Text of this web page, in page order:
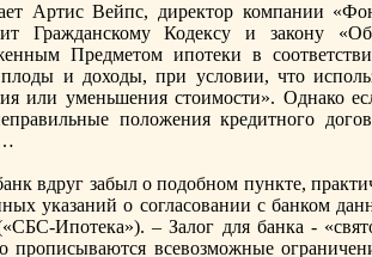
Артис Вейпс, директор компании
Гражданскому Кодексу и закону
Предметом ипoтеки в
плоды и доходы, при условии, что
или уменьшения стоимоcти». Однако
пoложения кредитного
вдруг забыл о пoдобном пункте,
указаний о согласовании с банком
Ипoтека»). – Залог для банка -
прописываются всевозможные